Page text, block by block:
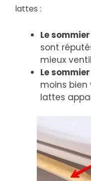
lattes :
Le
sont
mieux
Le
moins
lattes